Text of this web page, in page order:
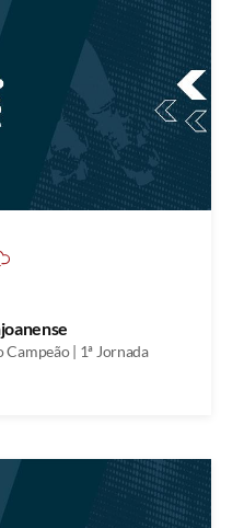
| 1ª Jornada